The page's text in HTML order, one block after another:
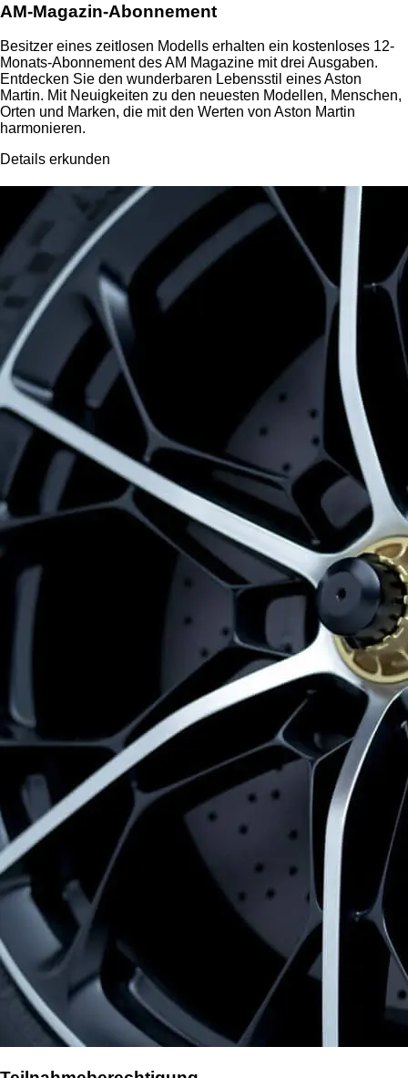
AM-Magazin-Abonnement
Besitzer eines zeitlosen Modells erhalten ein kostenloses 12-
Monats-Abonnement des AM Magazine mit drei Ausgaben.
Entdecken Sie den wunderbaren Lebensstil eines Aston
Martin. Mit Neuigkeiten zu den neuesten Modellen, Menschen,
Orten und Marken, die mit den Werten von Aston Martin
harmonieren.
Details erkunden